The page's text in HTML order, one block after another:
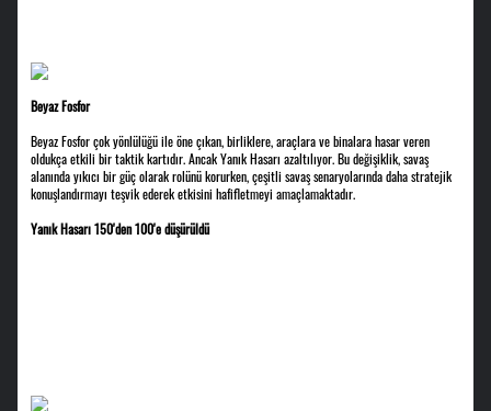
Beyaz Fosfor
Beyaz Fosfor çok yönlülüğü ile öne çıkan, birliklere, araçlara ve binalara hasar veren
oldukça etkili bir taktik kartıdır. Ancak Yanık Hasarı azaltılıyor. Bu değişiklik, savaş
alanında yıkıcı bir güç olarak rolünü korurken, çeşitli savaş senaryolarında daha stratejik
konuşlandırmayı teşvik ederek etkisini hafifletmeyi amaçlamaktadır.
Yanık Hasarı 150'den 100'e düşürüldü